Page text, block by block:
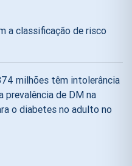
a classificação de risco
milhões têm intolerância
prevalência de DM na
o diabetes no adulto no